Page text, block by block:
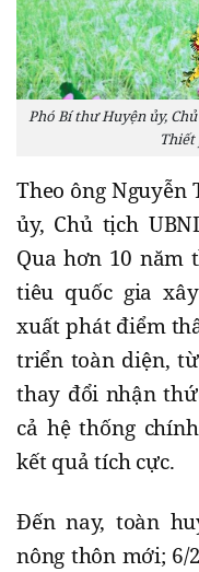
Phó Bí thư Huyện ủy,
Theo ông Nguyễn
ủy, Chủ tịch
Qua hơn 10 năm
tiêu quốc gia
xuất phát điểm
triển toàn diện,
thay đổi nhận
cả hệ thống
kết quả tích cực.
Đến nay, toàn
nông thôn mới; 6/